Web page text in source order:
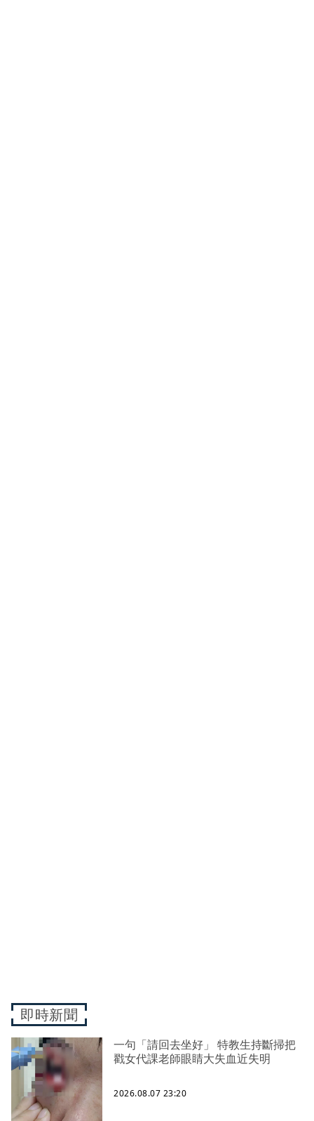
即時新聞
一句「請回去坐好」 特教生持斷掃把
戳女代課老師眼睛大失血近失明
2026.08.07 23:20